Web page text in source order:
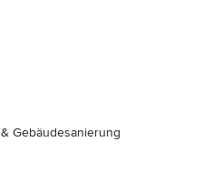
Gebäudesanierung